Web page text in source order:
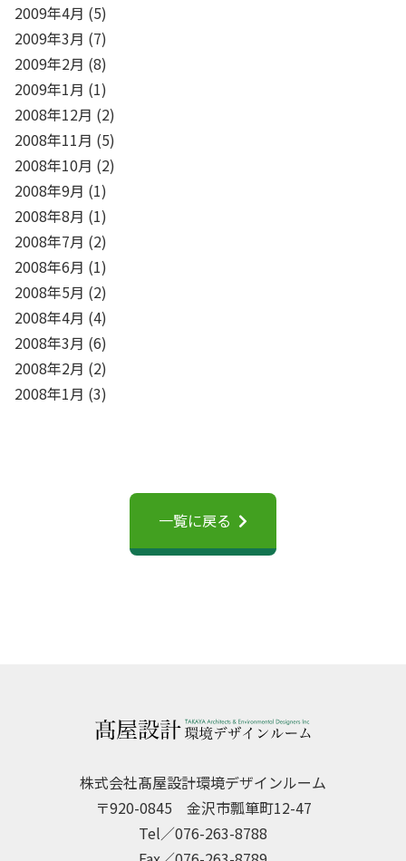
2009年4月 (5)
2009年3月 (7)
2009年2月 (8)
2009年1月 (1)
2008年12月 (2)
2008年11月 (5)
2008年10月 (2)
2008年9月 (1)
2008年8月 (1)
2008年7月 (2)
2008年6月 (1)
2008年5月 (2)
2008年4月 (4)
2008年3月 (6)
2008年2月 (2)
2008年1月 (3)
一覧に戻る
株式会社髙屋設計環境デザインルーム
〒920-0845 金沢市瓢箪町12-47
Tel／076-263-8788